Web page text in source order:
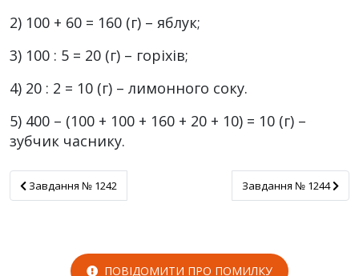
2) 100 + 60 = 160 (г) – яблук;
3) 100 : 5 = 20 (г) – горіхів;
4) 20 : 2 = 10 (г) – лимонного соку.
5) 400 – (100 + 100 + 160 + 20 + 10) = 10 (г) –
зубчик часнику.
Завдання № 1242
Завдання № 1242 Завдання № 1244
Завдання № 1244
ПОВІДОМИТИ ПРО ПОМИЛКУ